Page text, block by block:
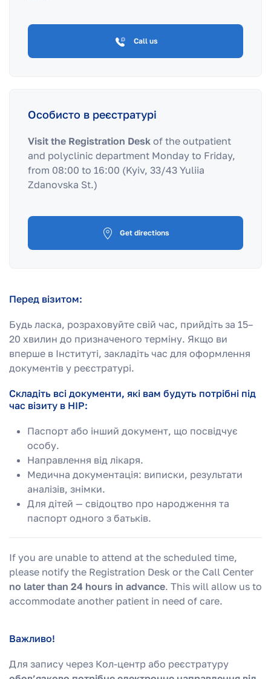
Call us
Особисто в реєстратурі
Visit the Registration Desk of the outpatient
and polyclinic department Monday to Friday,
from 08:00 to 16:00 (Kyiv, 33/43 Yuliia
Zdanovska St.)
Get directions
Перед візитом:
Будь ласка, розраховуйте свій час, прийдіть за 15–
20 хвилин до призначеного терміну. Якщо ви
вперше в Інституті, закладіть час для оформлення
документів у реєстратурі.
Складіть всі документи, які вам будуть потрібні під
час візиту в НІР:
Паспорт або інший документ, що посвідчує
особу.
Направлення від лікаря.
Медична документація: виписки, результати
аналізів, знімки.
Для дітей — свідоцтво про народження та
паспорт одного з батьків.
If you are unable to attend at the scheduled time,
please notify the Registration Desk or the Call Center
no later than 24 hours in advance. This will allow us to
accommodate another patient in need of care.
Важливо!
Для запису через Кол-центр або реєстратуру